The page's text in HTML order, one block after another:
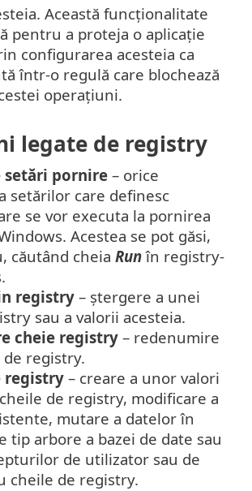
Această funcționalitate
pentru a proteja o aplicație
configurarea acesteia ca
într-o regulă care blochează
operațiuni.
legate de registry
setări pornire – orice
setărilor care definesc
se vor executa la pornirea
Acestea se pot găsi,
căutând cheiaRunîn registry-
registry – ștergere a unei
sau a valorii acesteia.
cheie registry – redenumire
registry.
registry – creare a unor valori
de registry, modificare a
mutare a datelor în
tip arbore a bazei de date sau
de utilizator sau de
cheile de registry.